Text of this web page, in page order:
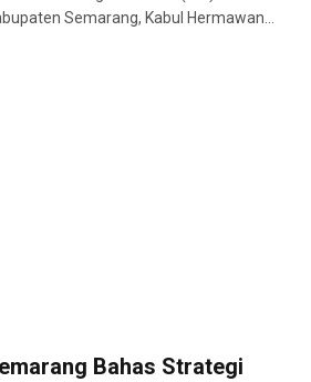
Semarang, Kabul Hermawan…
Bahas Strategi